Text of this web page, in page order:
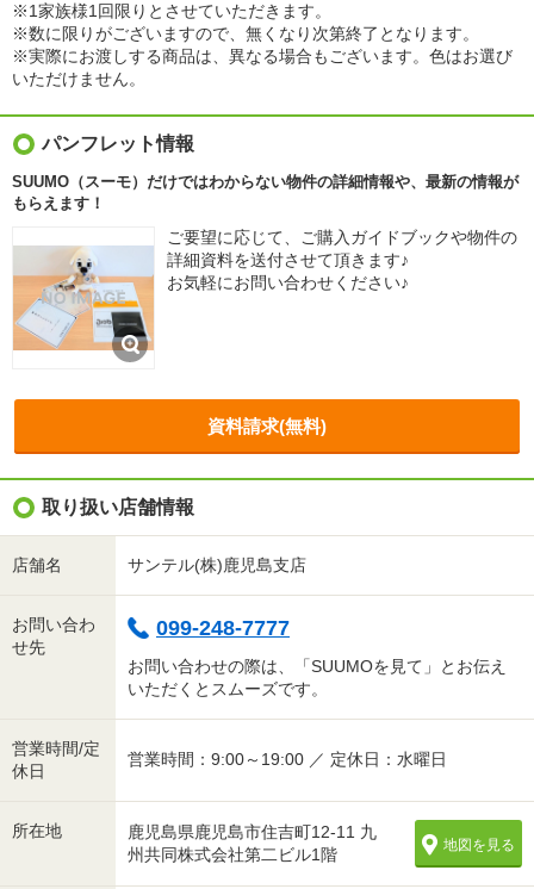
※1家族様1回限りとさせていただきます。
※数に限りがございますので、無くなり次第終了となります。
※実際にお渡しする商品は、異なる場合もございます。色はお選び
いただけません。
パンフレット情報
SUUMO（スーモ）だけではわからない物件の詳細情報や、最新の情報が
もらえます！
ご要望に応じて、ご購入ガイドブックや物件の
詳細資料を送付させて頂きます♪
お気軽にお問い合わせください♪
資料請求(無料)
取り扱い店舗情報
店舗名 サンテル(株)鹿児島支店
お問い合わ
せ先
099-248-7777
お問い合わせの際は、「SUUMOを見て」とお伝え
いただくとスムーズです。
営業時間/定
休日
営業時間：9:00～19:00 ／ 定休日：水曜日
所在地
鹿児島県鹿児島市住吉町12-11 九
州共同株式会社第二ビル1階
地図を見る